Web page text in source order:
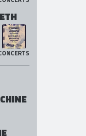
CONCERTS